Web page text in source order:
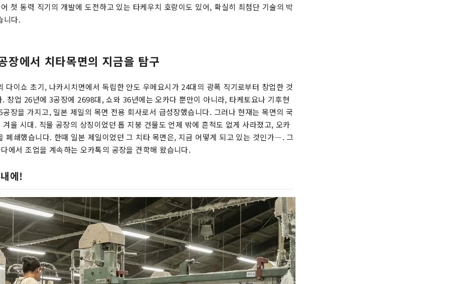
첫 동력 직기의 개발에 도전하고 있는 타케우치 호랑이도 있어, 확실히 최첨단 기술의 박
니다.
장에서 치타목면의 지금을 탐구
다이쇼 초기, 나카시치면에서 독립한 안도 우메요시가 24대의 광폭 직기로부터 창업한 것
창업 26년에 3공장에 2698대, 쇼와 36년에는 오카다 뿐만이 아니라, 타케토요나 기후현
공장을 가지고, 일본 제일의 목면 전용 회사로서 급성장했습니다. 그러나 현재는 목면의 국
울 시대. 직물 공장의 상징이었던 톱 지붕 건물도 언제 밖에 흔적도 없게 사라졌고, 오카
폐쇄했습니다. 한때 일본 제일이었던 그 치타 목면은, 지금 어떻게 되고 있는 것인가―. 그
에서 조업을 계속하는 오카톡의 공장을 견학해 왔습니다.
에!